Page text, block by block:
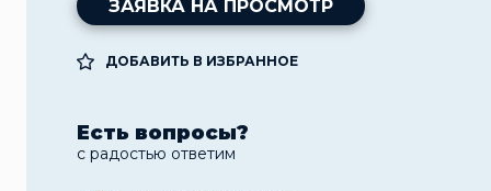
ЗАЯВКА НА ПРОСМОТР
ДОБАВИТЬ В ИЗБРАННОЕ
Есть вопросы?
с радостью ответим